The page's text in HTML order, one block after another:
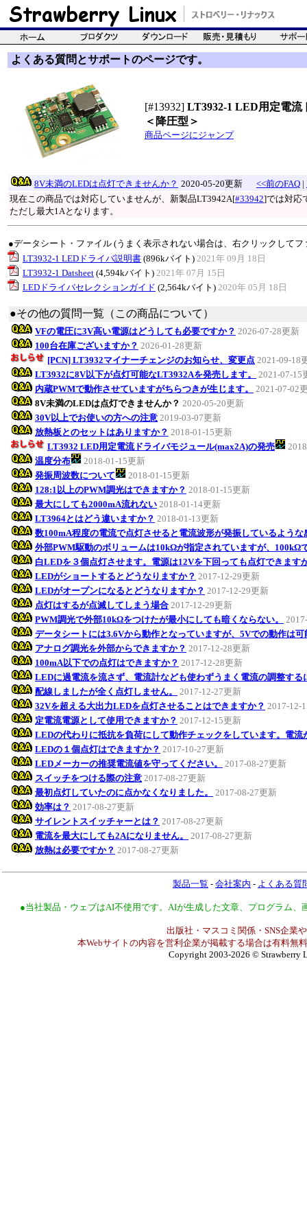
よくある質問とサポートのページです。
[#13932] LT3932-1 LED用定電流
＜降圧型＞
商品ページにジャンプ
8V未満のLEDは点灯できませんか？ 2020-05-20更新 <<前のFAQ |
現在この商品では対応していませんが、新製品LT3942A[#33942]では対応
ただし最大1Aとなります。
●データシート・ファイル (うまく表示されない場合は、右クリックして
LT3932-1 LEDドライバ説明書 (896kバイト) 2021年 09月 18日
LT3932-1 Datsheet (4,594kバイト) 2021年 07月 15日
LEDドライバセレクションガイド (2,564kバイト) 2020年 05月 18日
●その他の質問一覧（この商品について）
VFの電圧に3V高い電源はどうしても必要ですか？ 2026-07-28更新
100台在庫ございますか？ 2026-01-28更新
[PCN] LT3932マイナーチェンジのお知らせ、変更点 2021-09-18
LT3932に8V以下が点灯可能なLT3932Aを発売します。
2021-07-15
内蔵PWMで動作させていますがちらつきが生じます。
2021-07-02
8V未満のLEDは点灯できませんか？ 2020-05-20更新
30V以上でお使いの方への注意 2019-03-07更新
放熱板とのセットはありますか？ 2018-01-15更新
LT3932 LED用定電流ドライバモジュール(max2A)の発売
温度分布
2018-01-15更新
発振周波数について
2018-01-15更新
128:1以上のPWM調光はできますか？ 2018-01-15更新
最大にしても2000mA流れない 2018-01-14更新
LT3964とはどう違いますか？ 2018-01-13更新
数100mA程度の電流で点灯させると電流波形が発振しているような
外部PWM駆動のボリュームは10kΩが指定されていますが、100kΩ
白LEDを３個点灯させます。電源は12Vを下回っても点灯できます
LEDがショートするとどうなりますか？ 2017-12-29更新
LEDがオープンになるとどうなりますか？ 2017-12-29更新
点灯はするが点滅してしまう場合 2017-12-29更新
PWM調光で外部10kΩをつけたが最小にしても暗くならない。
データシートには3.6Vから動作となっていますが、5Vでの動作は可
アナログ調光を外部からできますか？ 2017-12-28更新
100mA以下での点灯はできますか？ 2017-12-28更新
LEDに過電流を流さず、電流計なども使わずうまく電流の調整する
配線しましたが全く点灯しません。
2017-12-27更新
32Vを超える大出力LEDを点灯させることはできますか？ 2017-12-
定電流電源として使用できますか？ 2017-12-15更新
LEDの代わりに抵抗を負荷にして動作チェックをしています。電流
LEDの１個点灯はできますか？ 2017-10-27更新
LEDメーカーの推奨電流値を守ってください。
2017-08-27更新
スイッチをつける際の注意 2017-08-27更新
最初点灯していたのに点かなくなりました。
2017-08-27更新
効率は？ 2017-08-27更新
サイレントスイッチャーとは？ 2017-08-27更新
電流を最大にしても2Aになりません。
2017-08-27更新
放熱は必要ですか？ 2017-08-27更新
製品一覧 - 会社案内 - よくある質
●当社製品・ウェブはAI不使用です。AIが生成した文章、プログラム
出版社・マスコミ関係・SNS企業
本Webサイトの内容を営利企業が掲載する場合は有料無
Copyright 2003-2026 © Strawberry